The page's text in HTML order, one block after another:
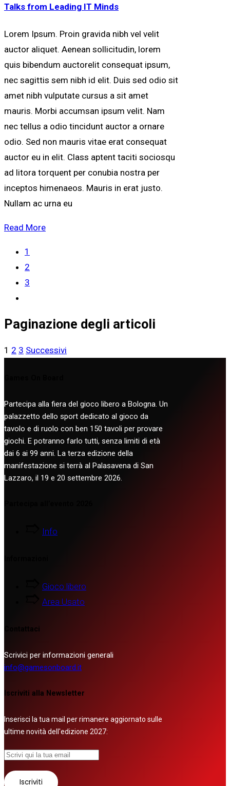
Talks from Leading IT Minds
Lorem Ipsum. Proin gravida nibh vel velit
auctor aliquet. Aenean sollicitudin, lorem
quis bibendum auctorelit consequat ipsum,
nec sagittis sem nibh id elit. Duis sed odio sit
amet nibh vulputate cursus a sit amet
mauris. Morbi accumsan ipsum velit. Nam
nec tellus a odio tincidunt auctor a ornare
odio. Sed non mauris vitae erat consequat
auctor eu in elit. Class aptent taciti sociosqu
ad litora torquent per conubia nostra per
inceptos himenaeos. Mauris in erat justo.
Nullam ac urna eu
Read More
1
2
3
Paginazione degli articoli
1 2 3 Successivi
Partecipa alla fiera del gioco libero a Bologna. Un
palazzetto dello sport dedicato al gioco da
tavolo e di ruolo con ben 150 tavoli per provare
giochi. E potranno farlo tutti, senza limiti di età
dai 6 ai 99 anni. La terza edizione della
manifestazione si terrà al Palasavena di San
Lazzaro, il 19 e 20 settembre 2026.
Info
Gioco libero
Area Usato
Contattaci
Scrivici per informazioni generali
info@gamesonboard.it
Iscriviti alla Newsletter
Inserisci la tua mail per rimanere aggiornato sulle
ultime novità dell'edizione 2027: